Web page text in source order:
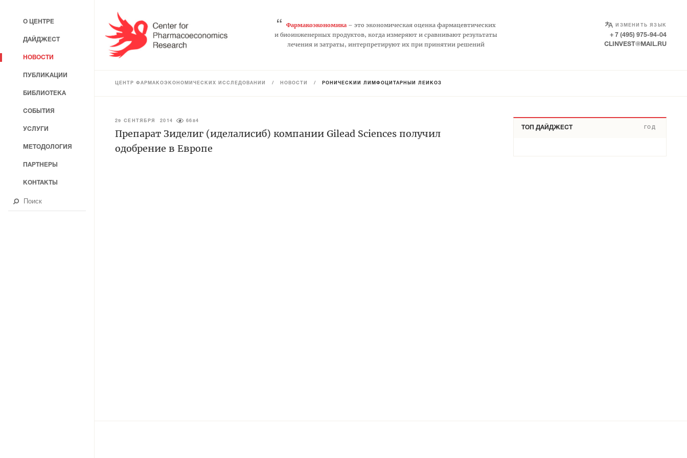
“ Фармакоэкономика– это экономическая оценка фармацевтических
и биоинженерных продуктов, когда измеряют и сравнивают результаты
лечения и затраты, интерпретируют их при принятии решений
ИЗМЕНИТЬ ЯЗЫК
SELECT LANGUAGE
+ 7 (495) 975-94-04
CLINVEST@MAIL.RU
ЦЕНТР ФАРМАКОЭКОНОМИЧЕСКИХ ИССЛЕДОВАНИЙ / НОВОСТИ / РОНИЧЕСКИЙ ЛИМФОЦИТАРНЫЙ ЛЕЙКОЗ
29 СЕНТЯБРЯ 2014 6684
Препарат Зиделиг (иделалисиб) компании Gilead Sciences получил
одобрение в Европе
ТОП ДАЙДЖЕСТ ГОД
О ЦЕНТРЕ
ДАЙДЖЕСТ
НОВОСТИ
ПУБЛИКАЦИИ
БИБЛИОТЕКА
СОБЫТИЯ
УСЛУГИ
МЕТОДОЛОГИЯ
ПАРТНЕРЫ
КОНТАКТЫ